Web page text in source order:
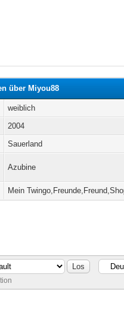
über Miyou88
weiblich
2004
Sauerland
Azubine
Mein